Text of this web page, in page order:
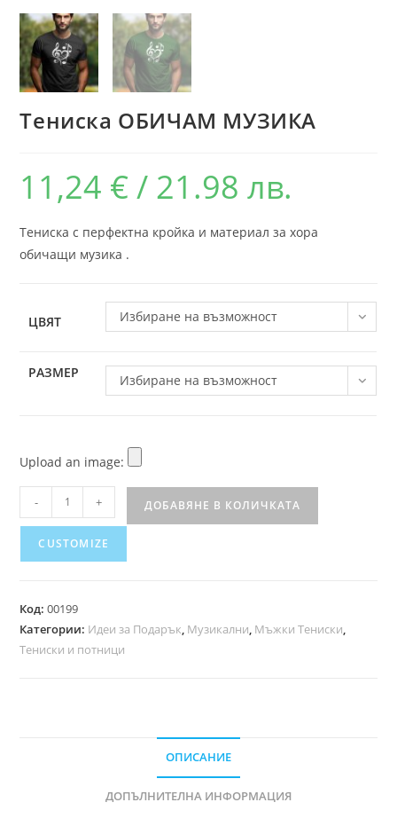
Тениска ОБИЧАМ МУЗИКА
11,24 € / 21.98 лв.
Тениска с перфектна кройка и материал за хора
обичащи музика .
ЦВЯТ Избиране на възможност
РАЗМЕР Избиране на възможност
Upload an image:
- + ДОБАВЯНЕ В КОЛИЧКАТА
CUSTOMIZE
Код:00199
Категории: Идеи за Подарък, Музикални, Мъжки Тениски,
Тениски и потници
ОПИСАНИЕ
ДОПЪЛНИТЕЛНА ИНФОРМАЦИЯ